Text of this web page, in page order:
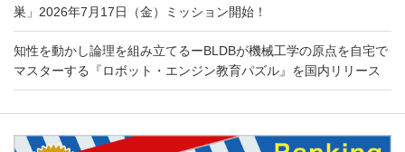
巣」2026年7月17日（金）ミッション開始！
知性を動かし論理を組み立てるーBLDBが機械工学の原点を自宅で
マスターする『ロボット・エンジン教育パズル』を国内リリース